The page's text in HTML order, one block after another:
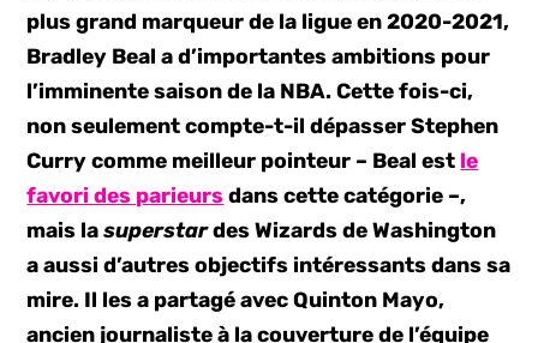
plus grand marqueur de la ligue en 2020-2021,
Bradley Beal a d’importantes ambitions pour
l’imminente saison de la NBA. Cette fois-ci,
non seulement compte-t-il dépasser Stephen
Curry comme meilleur pointeur – Beal est le
favori des parieurs dans cette catégorie –,
mais lasuperstardes Wizards de Washington
a aussi d’autres objectifs intéressants dans sa
mire. Il les a partagé avec Quinton Mayo,
ancien journaliste à la couverture de l’équipe